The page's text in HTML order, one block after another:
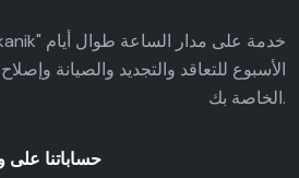
الأسبوع للتعاقد والتجديد والصيانة
الخاصة بك.
حساباتنا على